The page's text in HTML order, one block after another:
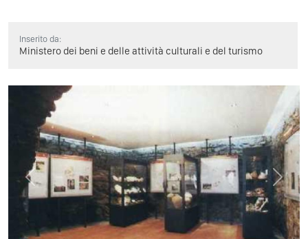
Inserito da:
Ministero dei beni e delle attività culturali e del turismo
Previous Next